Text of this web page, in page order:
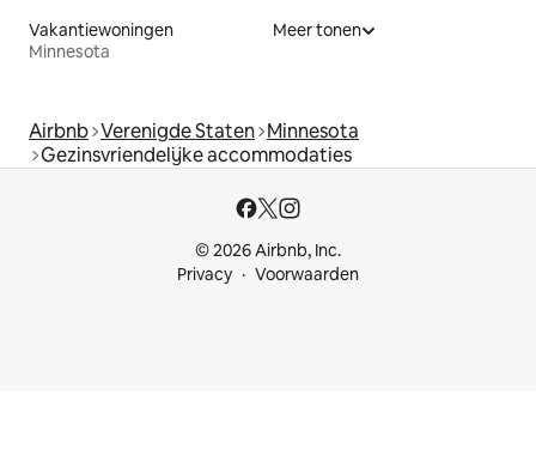
Vakantiewoningen
Minnesota
Meer tonen
Airbnb Verenigde Staten Minnesota
Gezinsvriendelijke accommodaties
© 2026 Airbnb, Inc.
Privacy
Voorwaarden